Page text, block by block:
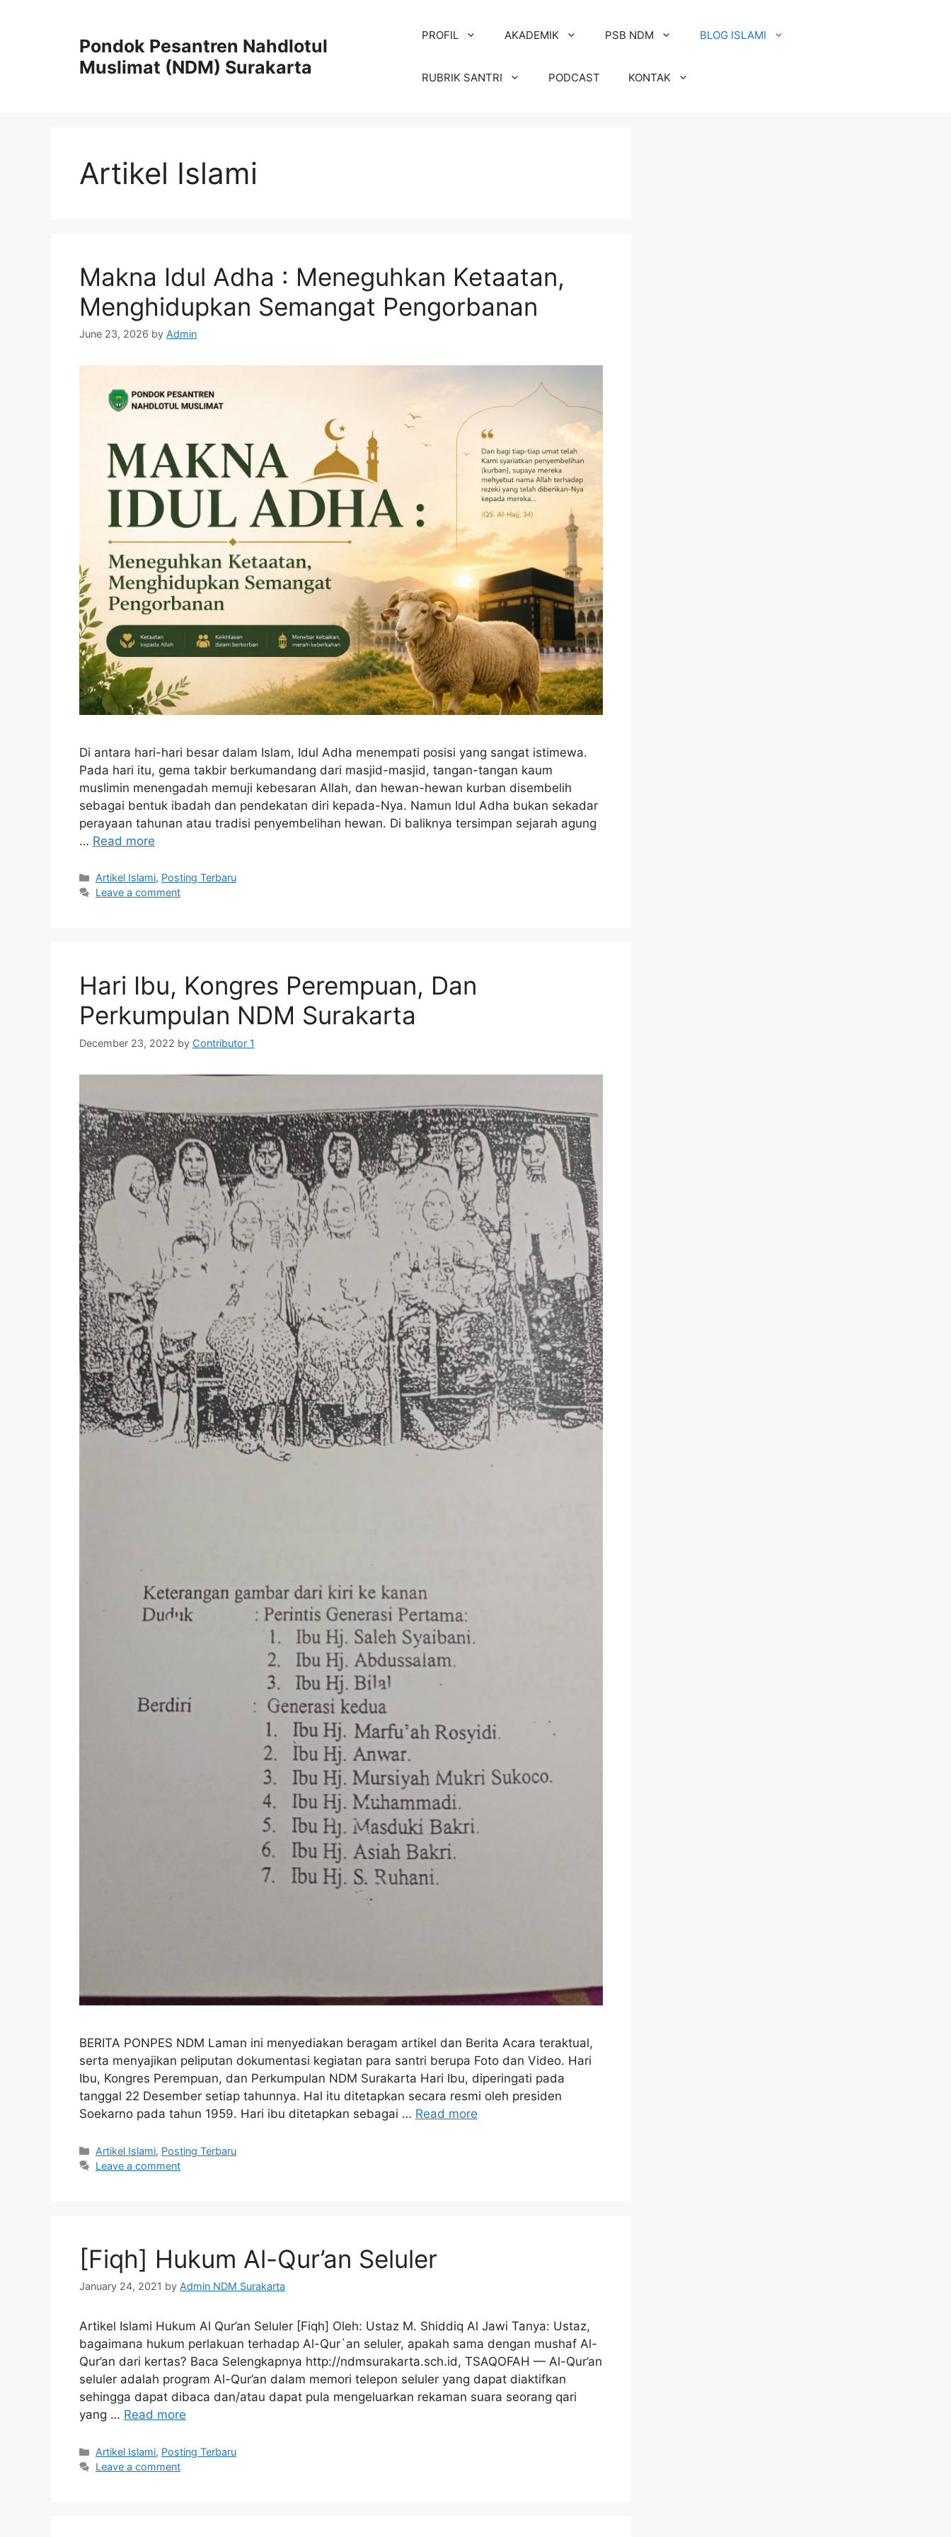
Pondok Pesantren Nahdlotul
Muslimat (NDM) Surakarta
PROFIL AKADEMIK PSB NDM BLOG ISLAMI
RUBRIK SANTRI PODCAST KONTAK
Artikel Islami
Makna Idul Adha : Meneguhkan Ketaatan,
Menghidupkan Semangat Pengorbanan
June 23, 2026 by Admin
Di antara hari-hari besar dalam Islam, Idul Adha menempati posisi yang sangat istimewa.
Pada hari itu, gema takbir berkumandang dari masjid-masjid, tangan-tangan kaum
muslimin menengadah memuji kebesaran Allah, dan hewan-hewan kurban disembelih
sebagai bentuk ibadah dan pendekatan diri kepada-Nya. Namun Idul Adha bukan sekadar
perayaan tahunan atau tradisi penyembelihan hewan. Di baliknya tersimpan sejarah agung
… Read more
Categories
Artikel Islami, Posting Terbaru
Leave a comment
Hari Ibu, Kongres Perempuan, Dan
Perkumpulan NDM Surakarta ​
December 23, 2022 by Contributor 1
BERITA PONPES NDM Laman ini menyediakan beragam artikel dan Berita Acara teraktual,
serta menyajikan peliputan dokumentasi kegiatan para santri berupa Foto dan Video. Hari
Ibu, Kongres Perempuan, dan Perkumpulan NDM Surakarta Hari Ibu, diperingati pada
tanggal 22 Desember setiap tahunnya. Hal itu ditetapkan secara resmi oleh presiden
Soekarno pada tahun 1959. Hari ibu ditetapkan sebagai … Read more
Categories
Artikel Islami, Posting Terbaru
Leave a comment
[Fiqh] Hukum Al-Qur’an Seluler
January 24, 2021 by Admin NDM Surakarta
Artikel Islami Hukum Al Qur’an Seluler [Fiqh] Oleh: Ustaz M. Shiddiq Al Jawi Tanya: Ustaz,
bagaimana hukum perlakuan terhadap Al-Qur`an seluler, apakah sama dengan mushaf Al-
Qur’an dari kertas? Baca Selengkapnya http://ndmsurakarta.sch.id, TSAQOFAH — Al-Qur’an
seluler adalah program Al-Qur’an dalam memori telepon seluler yang dapat diaktifkan
sehingga dapat dibaca dan/atau dapat pula mengeluarkan rekaman suara seorang qari
yang … Read more
Categories
Artikel Islami, Posting Terbaru
Leave a comment